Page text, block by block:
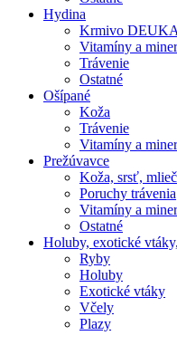
Hydina
Krmivo DEUKA
Vitamíny a
Trávenie
Ostatné
Ošípané
Koža
Trávenie
Vitamíny a
Prežúvavce
Koža, srsť,
Poruchy trávenia
Vitamíny a
Ostatné
Holuby, exotické
Ryby
Holuby
Exotické vtáky
Včely
Plazy